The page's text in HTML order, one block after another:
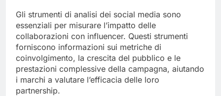
Gli strumenti di analisi dei social media sono
essenziali per misurare l’impatto delle
collaborazioni con influencer. Questi strumenti
forniscono informazioni sui metriche di
coinvolgimento, la crescita del pubblico e le
prestazioni complessive della campagna, aiutando
i marchi a valutare l’efficacia delle loro
partnership.